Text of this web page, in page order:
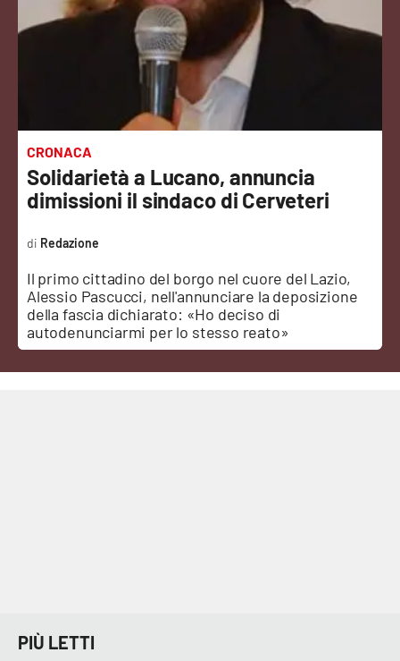
Sanità
Podcast
Meteo
Editoriali
VIDEO
Ambiente
CRONACA
Solidarietà a Lucano, annuncia
dimissioni il sindaco di Cerveteri
Il primo cittadino del borgo nel cuore del Lazio,
Alessio Pascucci, nell'annunciare la deposizione
della fascia dichiarato: «Ho deciso di
autodenunciarmi per lo stesso reato»
Redazione
PIÙ LETTI